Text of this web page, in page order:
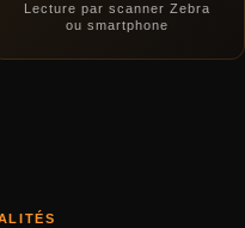
Lecture par scanner Zebra
ou smartphone